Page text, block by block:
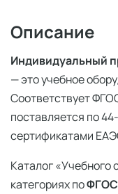
Описание
Индивидуальный
— это учебное
Соответствует
поставляется по
сертификатами
Каталог «Учебного
категориях поФГОС